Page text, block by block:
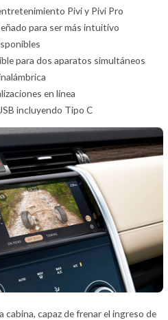
Pivi y Pivi Pro
para ser más intuitivo
para dos aparatos simultáneos
en línea
incluyendo Tipo C
cabina, capaz de frenar el ingreso de